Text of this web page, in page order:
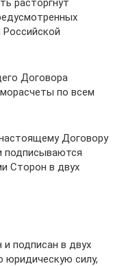
Договора
по всем
Договору
подписываются
Сторон в двух
подписан в двух
юридическую силу,